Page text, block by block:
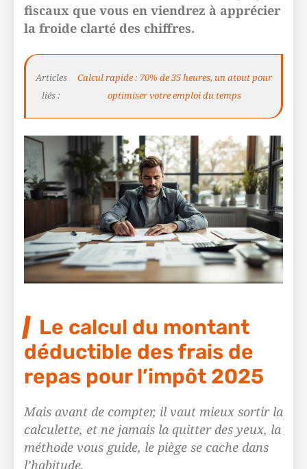
fiscaux que vous en viendrez à apprécier
la froide clarté des chiffres.
Articles
liés :
Calcul rapide : 70% de 35 heures, un atout pour
optimiser votre emploi du temps
Le calcul du montant
déductible des frais de
repas pour l’impôt 2025
Mais avant de compter, il vaut mieux sortir la
calculette, et ne jamais la quitter des yeux, la
méthode vous guide, le piège se cache dans
l’habitude.